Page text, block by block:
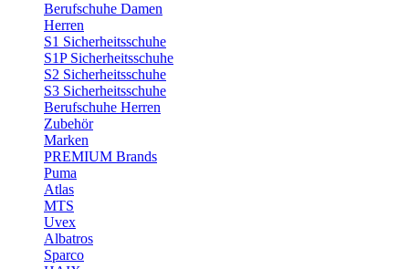
Berufschuhe Damen
Herren
S1 Sicherheitsschuhe
S1P Sicherheitsschuhe
S2 Sicherheitsschuhe
S3 Sicherheitsschuhe
Berufschuhe Herren
Zubehör
Marken
PREMIUM Brands
Puma
Atlas
MTS
Uvex
Albatros
Sparco